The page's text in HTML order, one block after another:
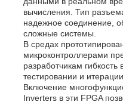
вычисления. Тип
надежное соединение,
сложные системы.
В средах
микроконтроллерами
разработчикам
тестировании и
Включение
Inverters в эти FPGA